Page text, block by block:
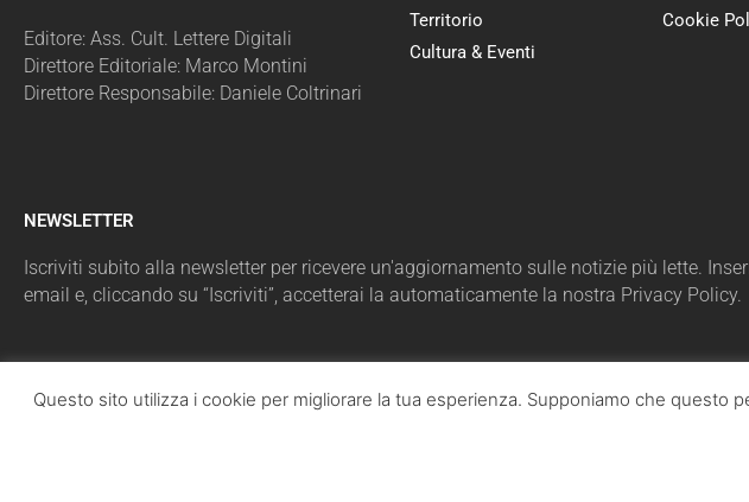
Editore: Ass. Cult. Lettere Digitali
Direttore Editoriale: Marco Montini
Direttore Responsabile: Daniele Coltrinari
Territorio
Cultura & Eventi
Cookie
NEWSLETTER
Iscriviti subito alla newsletter per ricevere un'aggiornamento sulle notizie più lette.
email e, cliccando su “Iscriviti”, accetterai la automaticamente la nostra Privacy Policy.
Questo sito utilizza i cookie per migliorare la tua esperienza. Supponiamo che questo